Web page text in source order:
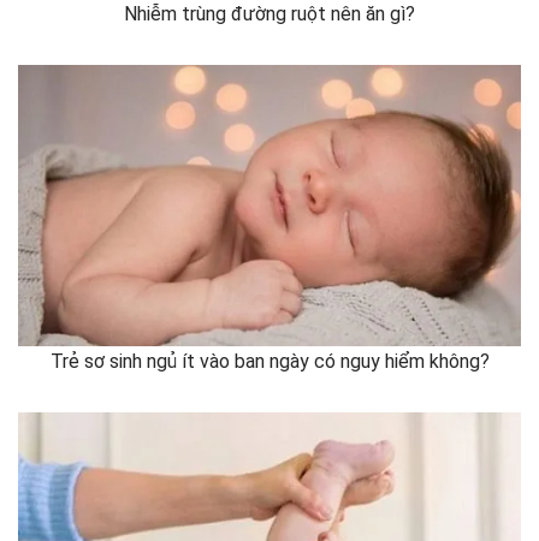
Nhiễm trùng đường ruột nên ăn gì?
Trẻ sơ sinh ngủ ít vào ban ngày có nguy hiểm không?